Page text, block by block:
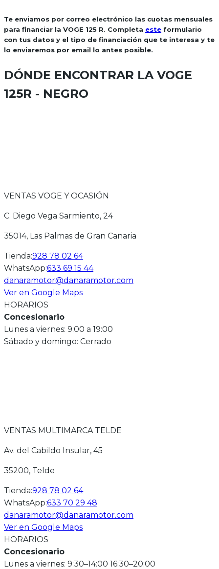
Te enviamos por correo electrónico las cuotas mensuales
para financiar la VOGE 125 R. Completa este formulario
con tus datos y el tipo de financiación que te interesa y te
lo enviaremos por email lo antes posible.
DÓNDE ENCONTRAR LA VOGE
125R - NEGRO
VENTAS VOGE Y OCASIÓN
C. Diego Vega Sarmiento, 24
35014, Las Palmas de Gran Canaria
Tienda:928 78 02 64
WhatsApp:633 69 15 44
danaramotor@danaramotor.com
Ver en Google Maps
HORARIOS
Concesionario
Lunes a viernes: 9:00 a 19:00
Sábado y domingo: Cerrado
VENTAS MULTIMARCA TELDE
Av. del Cabildo Insular, 45
35200, Telde
Tienda:928 78 02 64
WhatsApp:633 70 29 48
danaramotor@danaramotor.com
Ver en Google Maps
HORARIOS
Concesionario
Lunes a viernes: 9:30–14:00 16:30–20:00